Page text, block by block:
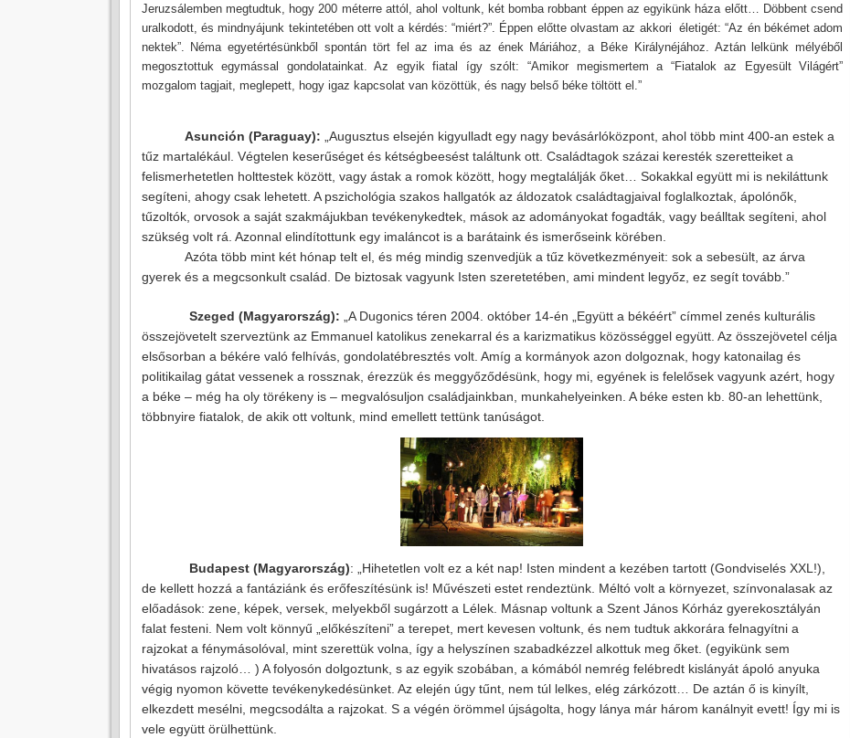
Jeruzsálemben megtudtuk, hogy 200 méterre attól, ahol voltunk, két bomba robbant éppen az egyikünk háza előtt… Döbbent csend
uralkodott, és mindnyájunk tekintetében ott volt a kérdés: “miért?”. Éppen előtte olvastam az akkori
életigét: “Az én békémet adom
nektek”. Néma egyetértésünkből spontán tört fel az ima és az ének Máriához, a Béke Királynéjához. Aztán lelkünk mélyéből
megosztottuk egymással gondolatainkat. Az egyik fiatal így szólt: “Amikor megismertem a “Fiatalok az Egyesült Világért”
mozgalom tagjait, meglepett, hogy igaz kapcsolat van közöttük, és nagy belső béke töltött el.”
Asunción (Paraguay):
„Augusztus elsején kigyulladt egy nagy bevásárlóközpont, ahol több mint 400-an estek a
tűz martalékául. Végtelen keserűséget és kétségbeesést találtunk ott. Családtagok százai keresték szeretteiket a
felismerhetetlen holttestek között, vagy ástak a romok között, hogy megtalálják őket… Sokakkal együtt mi is nekiláttunk
segíteni, ahogy csak lehetett. A pszichológia szakos hallgatók az áldozatok családtagjaival foglalkoztak, ápolónők,
tűzoltók, orvosok a saját szakmájukban tevékenykedtek, mások az adományokat fogadták, vagy beálltak segíteni, ahol
szükség volt rá. Azonnal elindítottunk egy imaláncot is a barátaink és ismerőseink körében.
Azóta több mint két hónap telt el, és még mindig szenvedjük a tűz következményeit: sok a sebesült, az árva
gyerek és a megcsonkult család. De biztosak vagyunk Isten szeretetében, ami mindent legyőz, ez segít tovább.”
Szeged (Magyarország): „A Dugonics téren 2004. október 14-én „Együtt a békéért” címmel zenés kulturális
összejövetelt szerveztünk az Emmanuel katolikus zenekarral és a karizmatikus közösséggel együtt. Az összejövetel célja
elsősorban a békére való felhívás, gondolatébresztés volt. Amíg a kormányok azon dolgoznak, hogy katonailag és
politikailag gátat vessenek a rossznak, érezzük és meggyőződésünk, hogy mi, egyének is felelősek vagyunk azért, hogy
a béke – még ha oly törékeny is – megvalósuljon családjainkban, munkahelyeinken. A béke esten kb. 80-an lehettünk,
többnyire fiatalok, de akik ott voltunk, mind emellett tettünk tanúságot.
Budapest (Magyarország): „Hihetetlen volt ez a két nap! Isten mindent a kezében tartott (Gondviselés XXL!),
de kellett hozzá a fantáziánk és erőfeszítésünk is! Művészeti estet rendeztünk. Méltó volt a környezet, színvonalasak az
előadások: zene, képek, versek, melyekből sugárzott a Lélek. Másnap voltunk a Szent János Kórház gyerekosztályán
falat festeni. Nem volt könnyű „előkészíteni” a terepet, mert kevesen voltunk, és nem tudtuk akkorára felnagyítni a
rajzokat a fénymásolóval, mint szerettük volna, így a helyszínen szabadkézzel alkottuk meg őket. (egyikünk sem
hivatásos rajzoló… ) A folyosón dolgoztunk, s az egyik szobában, a kómából nemrég felébredt kislányát ápoló anyuka
végig nyomon követte tevékenykedésünket. Az elején úgy tűnt, nem túl lelkes, elég zárkózott… De aztán ő is kinyílt,
elkezdett mesélni, megcsodálta a rajzokat. S a végén örömmel újságolta, hogy lánya már három kanálnyit evett! Így mi is
vele együtt örülhettünk.